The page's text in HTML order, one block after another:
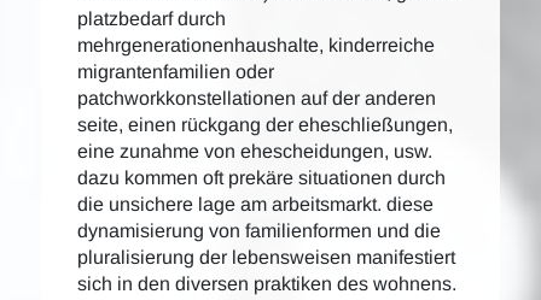
platzbedarf durch
mehrgenerationenhaushalte, kinderreiche
migrantenfamilien oder
patchworkkonstellationen auf der anderen
seite, einen rückgang der eheschließungen,
eine zunahme von ehescheidungen, usw.
dazu kommen oft prekäre situationen durch
die unsichere lage am arbeitsmarkt. diese
dynamisierung von familienformen und die
pluralisierung der lebensweisen manifestiert
sich in den diversen praktiken des wohnens.